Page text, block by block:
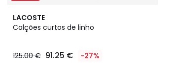
LACOSTE
Calções curtos de linho
125.00 € 91.25 € -27%